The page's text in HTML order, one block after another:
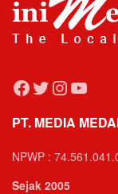
Facebook
Twitter
PT. MEDIA
NPWP :
Sejak 2005